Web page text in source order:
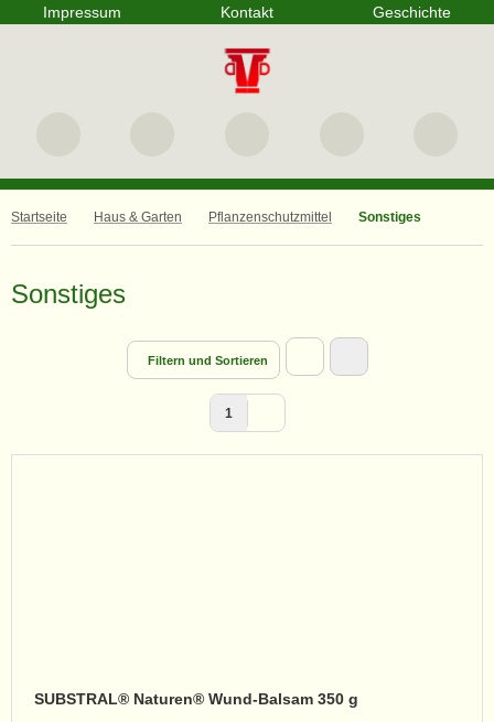
Impressum Kontakt Geschichte
Startseite Haus & Garten Pflanzenschutzmittel Sonstiges
Sonstiges
Filtern und Sortieren
1
SUBSTRAL® Naturen® Wund-Balsam 350 g